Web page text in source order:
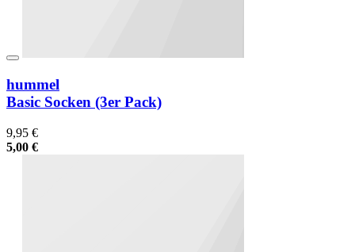
hummel
Basic Socken (3er Pack)
9,95 €
5,00 €